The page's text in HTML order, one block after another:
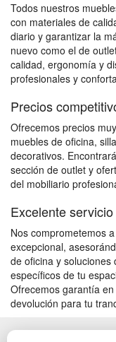
Todos nuestros
con materiales de
diario y garantizar la
nuevo como el de
calidad, ergonomía y
profesionales y
Precios
Ofrecemos precios
muebles de oficina,
decorativos.
sección de outlet y
del mobiliario
Excelente
Nos comprometemos
excepcional,
de oficina y
específicos de tu
Ofrecemos garantía
devolución para tu